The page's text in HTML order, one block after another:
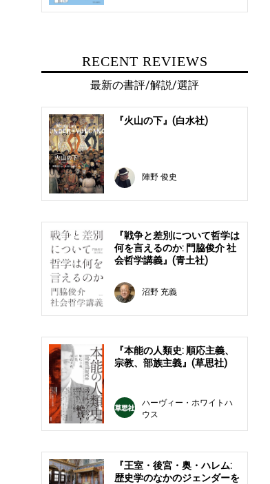
RECENT REVIEWS
最新の書評/解説/選評
『火山の下』(白水社)
陣野 俊史
『戦争と差別について哲学は
何を言えるのか: 門脇俊介 社
会哲学講義』(青土社)
沼野 充義
『本能の人類史: 順応主義、
宗教、部族主義』(草思社)
ハーヴィー・ホワイトハ
ウス
『王室・後宮・奥・ハレム:
歴史学のなかのジェンダーを